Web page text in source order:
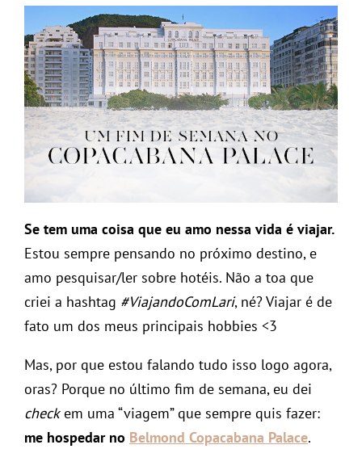
Se tem uma coisa que eu amo nessa vida é viajar.
Estou sempre pensando no próximo destino, e
amo pesquisar/ler sobre hotéis. Não a toa que
criei a hashtag #ViajandoComLari, né? Viajar é de
fato um dos meus principais hobbies <3
Mas, por que estou falando tudo isso logo agora,
oras? Porque no último fim de semana, eu dei
checkem uma “viagem” que sempre quis fazer:
me hospedar no Belmond Copacabana Palace.